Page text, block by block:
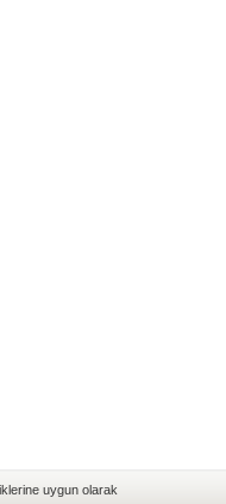
uygun olarak